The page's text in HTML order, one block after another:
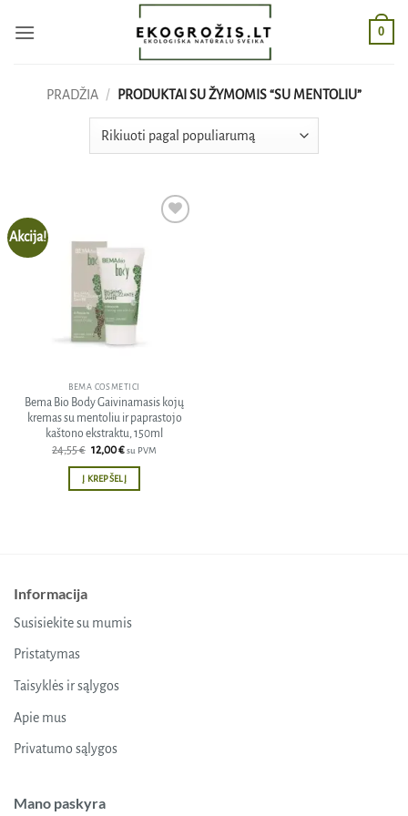
0
PRADŽIA / PRODUKTAI SU ŽYMOMIS “SU MENTOLIU”
Akcija!
BEMA COSMETICI
Bema Bio Body Gaivinamasis kojų
kremas su mentoliu ir paprastojo
kaštono ekstraktu, 150ml
24,55€ Original
was:
24,55 €.
12,00€Current
is:
12,00 €.
su PVM
Į KREPŠELĮ
Informacija
Susisiekite su mumis
Pristatymas
Taisyklės ir sąlygos
Apie mus
Privatumo sąlygos
Mano paskyra